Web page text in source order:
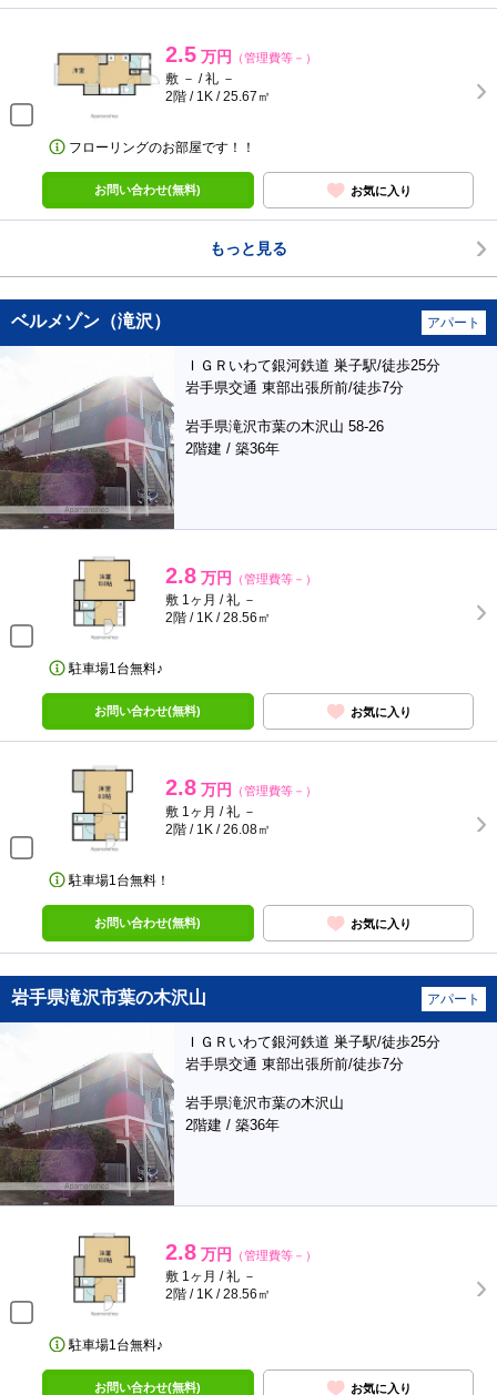
2.5 万円 （管理費等－）
敷 － / 礼 －
2階 / 1K / 25.67㎡
フローリングのお部屋です！！
お問い合わせ(無料) お気に入り
もっと見る
ベルメゾン（滝沢） アパート
ＩＧＲいわて銀河鉄道 巣子駅/徒歩25分
岩手県交通 東部出張所前/徒歩7分
岩手県滝沢市葉の木沢山 58-26
2階建 / 築36年
2.8 万円 （管理費等－）
敷 1ヶ月 / 礼 －
2階 / 1K / 28.56㎡
駐車場1台無料♪
お問い合わせ(無料) お気に入り
2.8 万円 （管理費等－）
敷 1ヶ月 / 礼 －
2階 / 1K / 26.08㎡
駐車場1台無料！
お問い合わせ(無料) お気に入り
岩手県滝沢市葉の木沢山 アパート
ＩＧＲいわて銀河鉄道 巣子駅/徒歩25分
岩手県交通 東部出張所前/徒歩7分
岩手県滝沢市葉の木沢山
2階建 / 築36年
2.8 万円 （管理費等－）
敷 1ヶ月 / 礼 －
2階 / 1K / 28.56㎡
駐車場1台無料♪
お問い合わせ(無料) お気に入り